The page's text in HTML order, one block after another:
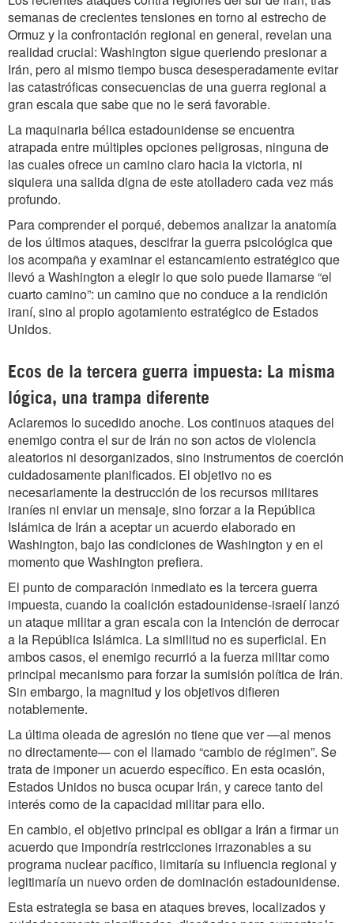
semanas de crecientes tensiones en torno al estrecho de
Ormuz y la confrontación regional en general, revelan una
realidad crucial: Washington sigue queriendo presionar a
Irán, pero al mismo tiempo busca desesperadamente evitar
las catastróficas consecuencias de una guerra regional a
gran escala que sabe que no le será favorable.
La maquinaria bélica estadounidense se encuentra
atrapada entre múltiples opciones peligrosas, ninguna de
las cuales ofrece un camino claro hacia la victoria, ni
siquiera una salida digna de este atolladero cada vez más
profundo.
Para comprender el porqué, debemos analizar la anatomía
de los últimos ataques, descifrar la guerra psicológica que
los acompaña y examinar el estancamiento estratégico que
llevó a Washington a elegir lo que solo puede llamarse “el
cuarto camino”: un camino que no conduce a la rendición
iraní, sino al propio agotamiento estratégico de Estados
Unidos.
Ecos de la tercera guerra impuesta: La misma
lógica, una trampa diferente
Aclaremos lo sucedido anoche. Los continuos ataques del
enemigo contra el sur de Irán no son actos de violencia
aleatorios ni desorganizados, sino instrumentos de coerción
cuidadosamente planificados. El objetivo no es
necesariamente la destrucción de los recursos militares
iraníes ni enviar un mensaje, sino forzar a la República
Islámica de Irán a aceptar un acuerdo elaborado en
Washington, bajo las condiciones de Washington y en el
momento que Washington prefiera.
El punto de comparación inmediato es la tercera guerra
impuesta, cuando la coalición estadounidense-israelí lanzó
un ataque militar a gran escala con la intención de derrocar
a la República Islámica. La similitud no es superficial. En
ambos casos, el enemigo recurrió a la fuerza militar como
principal mecanismo para forzar la sumisión política de Irán.
Sin embargo, la magnitud y los objetivos difieren
notablemente.
La última oleada de agresión no tiene que ver —al menos
no directamente— con el llamado “cambio de régimen”. Se
trata de imponer un acuerdo específico. En esta ocasión,
Estados Unidos no busca ocupar Irán, y carece tanto del
interés como de la capacidad militar para ello.
En cambio, el objetivo principal es obligar a Irán a firmar un
acuerdo que impondría restricciones irrazonables a su
programa nuclear pacífico, limitaría su influencia regional y
legitimaría un nuevo orden de dominación estadounidense.
Esta estrategia se basa en ataques breves, localizados y